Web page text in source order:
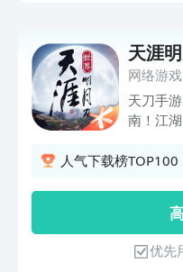
仙；一
仙友，
计了许
轻松实
受潇洒
致武道
驭魂幡
后，就
着师父
植。去
天涯
网络游戏
天刀手
南！江
「天下
话本与
蕴打造
世界》
人气下载榜TOP100
优先